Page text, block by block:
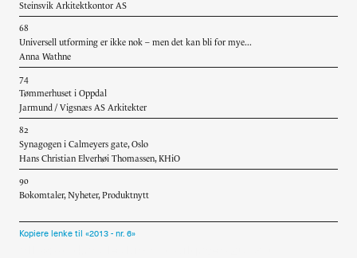
Steinsvik Arkitektkontor AS
68
Universell utforming er ikke nok – men det kan bli for mye...
Anna Wathne
74
Tømmerhuset i Oppdal
Jarmund / Vigsnæs AS Arkitekter
82
Synagogen i Calmeyers gate, Oslo
Hans Christian Elverhøi Thomassen, KHiO
90
Bokomtaler, Nyheter, Produktnytt
Kopiere lenke til «2013 - nr. 6»